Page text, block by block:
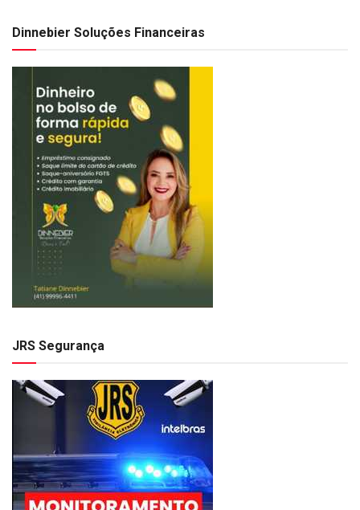
Dinnebier Soluções Financeiras
JRS Segurança